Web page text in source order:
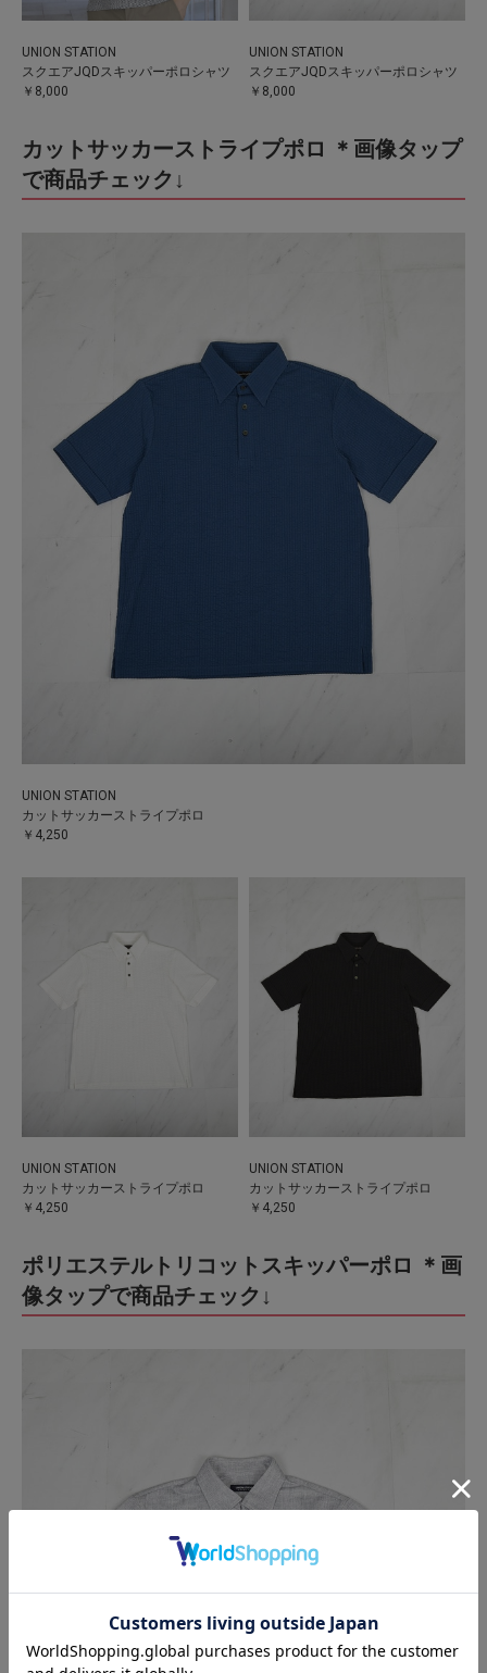
UNION STATION
スクエアJQDスキッパーポロシャツ
￥8,000
UNION STATION
スクエアJQDスキッパーポロシャツ
￥8,000
カットサッカーストライプポロ ＊画像タップ
で商品チェック↓
UNION STATION
カットサッカーストライプポロ
￥4,250
UNION STATION
カットサッカーストライプポロ
￥4,250
UNION STATION
カットサッカーストライプポロ
￥4,250
ポリエステルトリコットスキッパーポロ ＊画
像タップで商品チェック↓